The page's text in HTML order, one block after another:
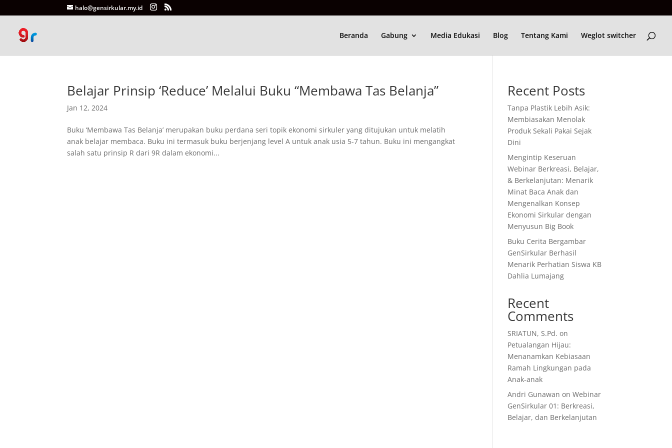
halo@gensirkular.my.id
Beranda Gabung Media Edukasi Blog Tentang Kami Weglot switcher
Belajar Prinsip ‘Reduce’ Melalui Buku “Membawa Tas Belanja”
Jan 12, 2024
Buku ‘Membawa Tas Belanja’ merupakan buku perdana seri topik ekonomi sirkuler yang ditujukan untuk melatih
anak belajar membaca. Buku ini termasuk buku berjenjang level A untuk anak usia 5-7 tahun. Buku ini mengangkat
salah satu prinsip R dari 9R dalam ekonomi...
Recent Posts
Tanpa Plastik Lebih Asik:
Membiasakan Menolak
Produk Sekali Pakai Sejak
Dini
Mengintip Keseruan
Webinar Berkreasi, Belajar,
& Berkelanjutan: Menarik
Minat Baca Anak dan
Mengenalkan Konsep
Ekonomi Sirkular dengan
Menyusun Big Book
Buku Cerita Bergambar
GenSirkular Berhasil
Menarik Perhatian Siswa KB
Dahlia Lumajang
Recent
Comments
SRIATUN, S.Pd. on
Petualangan Hijau:
Menanamkan Kebiasaan
Ramah Lingkungan pada
Anak-anak
Andri Gunawan onWebinar
GenSirkular 01: Berkreasi,
Belajar, dan Berkelanjutan